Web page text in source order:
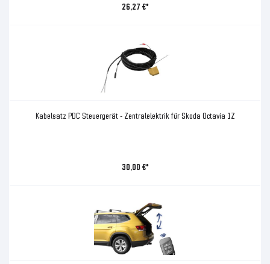
26,27 €*
Kabelsatz PDC Steuergerät - Zentralelektrik für Skoda Octavia 1Z
30,00 €*